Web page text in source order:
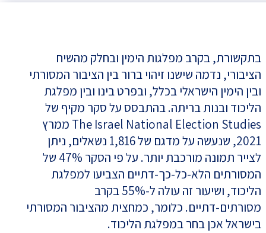
בתקשורת, בקרב מפלגות הימין ובחלק מהשיח
הציבורי, נדמה שישנו זיהוי ברור בין הציבור המסורתי
ובין הימין הישראלי בכלל, ובפרט בינו ובין מפלגת
הליכוד ובנות בריתה. בהתבסס על סקר מקיף של
The Israel National Election Studies ממרץ
2021, שנעשה על מדגם של 1,816 נשאלים, ניתן
לצייר תמונה מורכבת יותר. על פי הסקר 47% של
המסורתים הלא-כל-כך-דתיים הצביעו למפלגת
הליכוד, ושיעור זה עולה ל-55% בקרב
מסורתים-דתיים. כלומר, כמחצית מהציבור המסורתי
בישראל אכן בחר במפלגת הליכוד.